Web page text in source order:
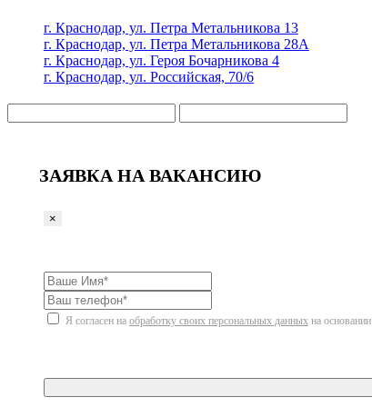
г. Краснодар, ул. Петра Метальникова 13
г. Краснодар, ул. Петра Метальникова 28А
г. Краснодар, ул. Героя Бочарникова 4
г. Краснодар, ул. Российская, 70/6
ЗАЯВКА НА ВАКАНСИЮ
×
Я согласен на обработку своих персональных данныхна основании